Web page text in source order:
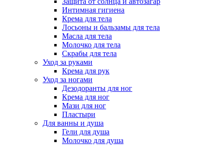
Интимная гигиена
Крема для тела
Лосьоны и бальзамы для тела
Масла для тела
Молочко для тела
Скрабы для тела
Уход за руками
Крема для рук
Уход за ногами
Дезодоранты для ног
Крема для ног
Мази для ног
Пластыри
Для ванны и душа
Гели для душа
Молочко для душа